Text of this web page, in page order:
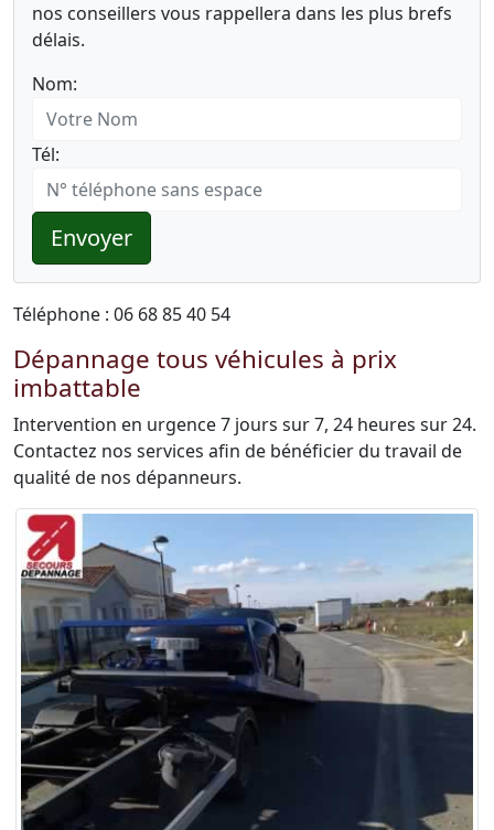
nos conseillers vous rappellera dans les plus brefs
délais.
Nom:
Tél:
Envoyer
Téléphone : 06 68 85 40 54
Dépannage tous véhicules à prix
imbattable
Intervention en urgence 7 jours sur 7, 24 heures sur 24.
Contactez nos services afin de bénéficier du travail de
qualité de nos dépanneurs.